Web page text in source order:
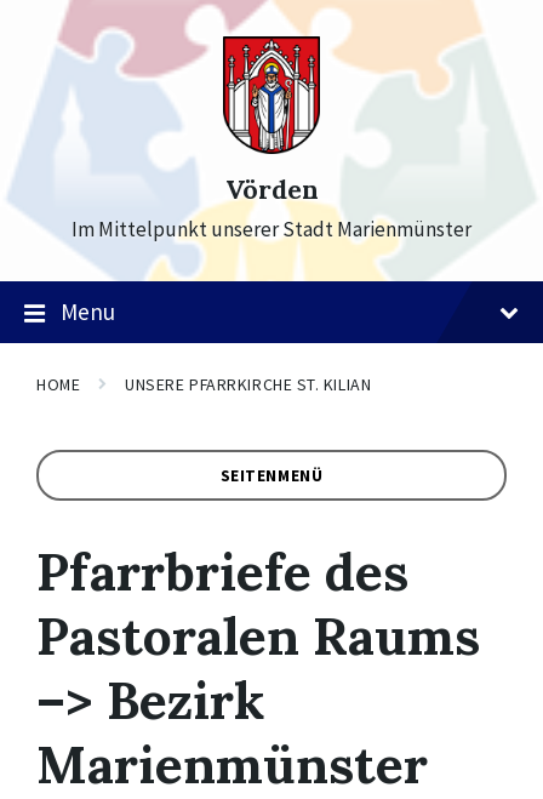
content
navigation
footer
Vörden
Im Mittelpunkt unserer Stadt Marienmünster
Menu
HOME UNSERE PFARRKIRCHE ST. KILIAN
SEITENMENÜ
Pfarrbriefe des
Pastoralen Raums
–> Bezirk
Marienmünster